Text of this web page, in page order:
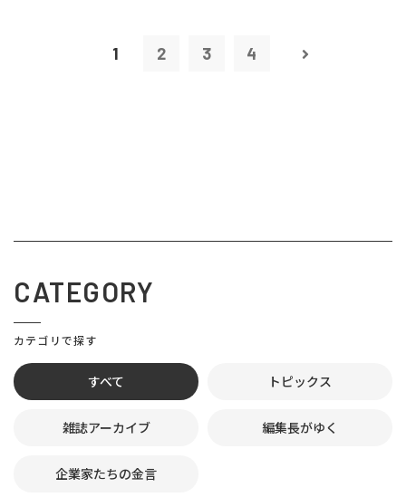
1 2 3 4
CATEGORY
カテゴリで探す
すべて トピックス
雑誌アーカイブ 編集長がゆく
企業家たちの金言